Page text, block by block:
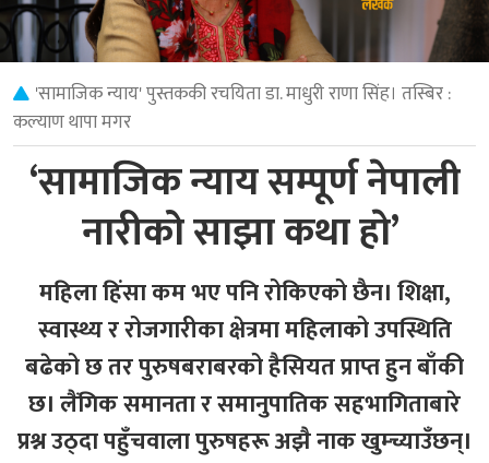
'सामाजिक न्याय' पुस्तककी रचयिता डा. माधुरी राणा सिंह। तस्बिर :
कल्याण थापा मगर
‘सामाजिक न्याय सम्पूर्ण नेपाली
नारीको साझा कथा हाे’
महिला हिंसा कम भए पनि रोकिएको छैन। शिक्षा,
स्वास्थ्य र रोजगारीका क्षेत्रमा महिलाको उपस्थिति
बढेको छ तर पुरुषबराबरको हैसियत प्राप्त हुन बाँकी
छ। लैंगिक समानता र समानुपातिक सहभागिताबारे
प्रश्न उठ्दा पहुँचवाला पुरुषहरू अझै नाक खुम्च्याउँछन्।